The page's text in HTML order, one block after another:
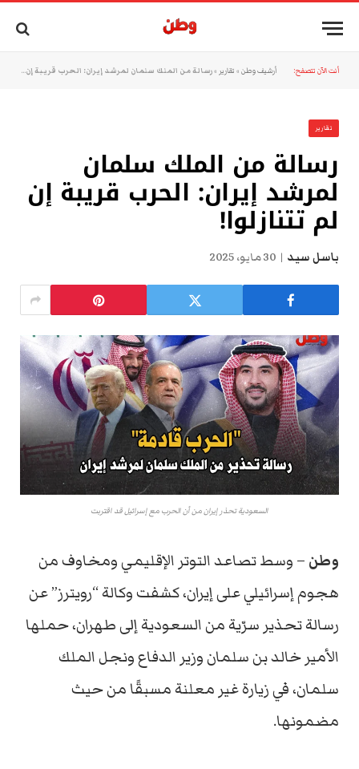
أنت الآن تتصفح: أرشيف وطن » تقارير »رسالة من الملك سلمان لمرشد إيران: الحرب قريبة إن لم تتنازلوا!
تقارير
رسالة من الملك سلمان
لمرشد إيران: الحرب قريبة إن
لم تتنازلوا!
باسل سيد 30 مايو، 2025
السعودية تحذر إيران من أن الحرب مع إسرائيل قد اقتربت
وطن – وسط تصاعد التوتر الإقليمي ومخاوف من
هجوم إسرائيلي على إيران، كشفت وكالة “رويترز” عن
رسالة تحذير سرّية من السعودية إلى طهران، حملها
الأمير خالد بن سلمان وزير الدفاع ونجل الملك
سلمان، في زيارة غير معلنة مسبقًا من حيث
مضمونها.